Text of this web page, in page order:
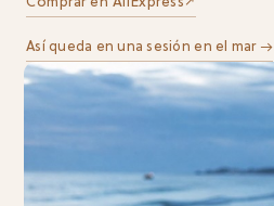
Así queda en una sesión en el mar →